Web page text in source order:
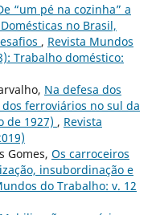
“um pé na cozinha” a
no Brasil,
, Revista Mundos
Trabalho doméstico:
Na defesa dos
ferroviários no sul da
de 1927) , Revista
Gomes, Os carroceiros
insubordinação e
do Trabalho: v. 12